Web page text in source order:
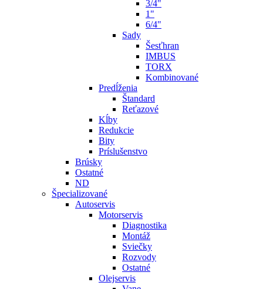
3/4"
1"
6/4"
Sady
Šesťhran
IMBUS
TORX
Kombinované
Predĺženia
Štandard
Reťazové
Kĺby
Redukcie
Bity
Príslušenstvo
Brúsky
Ostatné
ND
Špecializované
Autoservis
Motorservis
Diagnostika
Montáž
Sviečky
Rozvody
Ostatné
Olejservis